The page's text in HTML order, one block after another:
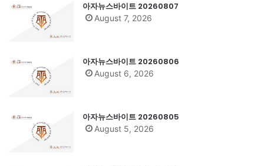
아자뉴스바이트 20260807
August 7, 2026
아자뉴스바이트 20260806
August 6, 2026
아자뉴스바이트 20260805
August 5, 2026